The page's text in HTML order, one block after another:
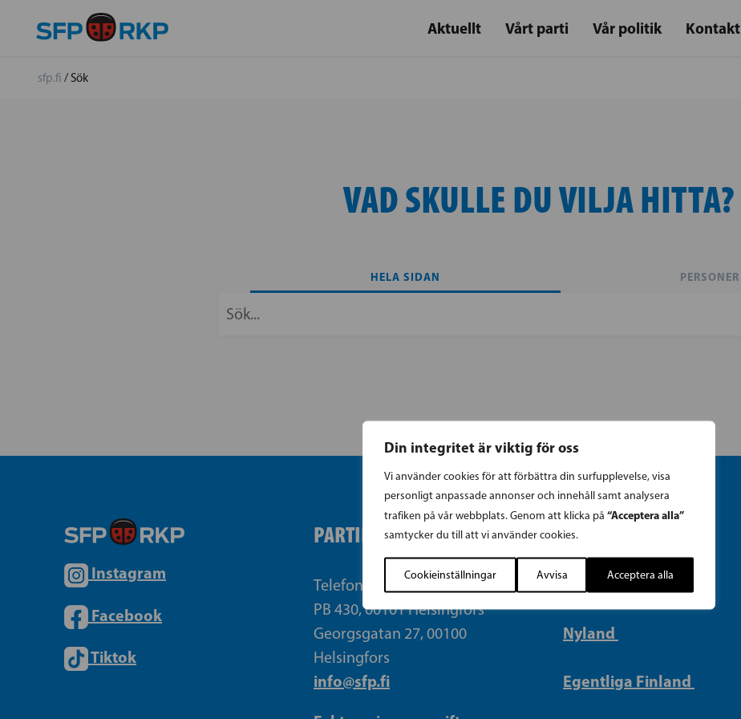
Din integritet är viktig för oss
Vi använder cookies för att förbättra din surfupplevelse, visa
personligt anpassade annonser och innehåll samt analysera
trafiken på vår webbplats. Genom att klicka på “Acceptera alla”
samtycker du till att vi använder cookies.
Cookieinställningar Avvisa Acceptera alla
Aktuellt Vårt parti Vår politik Kontakt
sfp.fi / Sök
VAD SKULLE DU VILJA HITTA?
HELA SIDAN PERSONER
Instagram
Facebook
Tiktok
PARTIKANSLIET
Telefon (09) 693 070
PB 430, 00101 Helsingfors
Georgsgatan 27, 00100
Helsingfors
info@sfp.fi
KRETSAR
Helsingfors
Nyland
Egentliga Finland